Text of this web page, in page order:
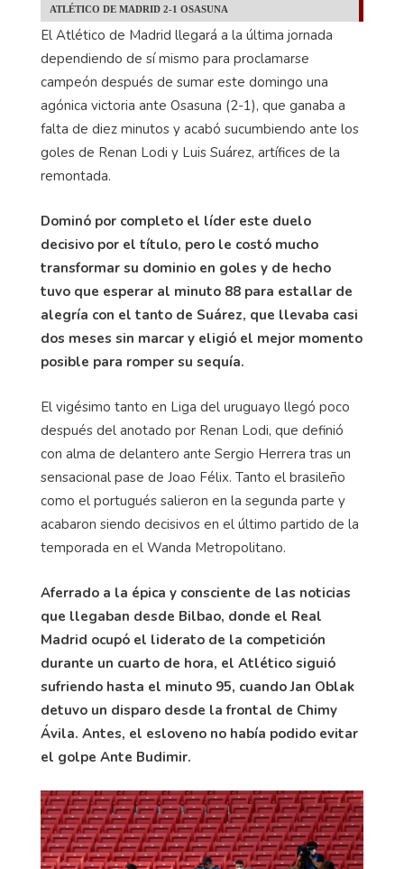
ATLÉTICO DE MADRID 2-1 OSASUNA
El Atlético de Madrid llegará a la última jornada
dependiendo de sí mismo para proclamarse
campeón después de sumar este domingo una
agónica victoria ante Osasuna (2-1), que ganaba a
falta de diez minutos y acabó sucumbiendo ante los
goles de Renan Lodi y Luis Suárez, artífices de la
remontada.
Dominó por completo el líder este duelo
decisivo por el título, pero le costó mucho
transformar su dominio en goles y de hecho
tuvo que esperar al minuto 88 para estallar de
alegría con el tanto de Suárez, que llevaba casi
dos meses sin marcar y eligió el mejor momento
posible para romper su sequía.
El vigésimo tanto en Liga del uruguayo llegó poco
después del anotado por Renan Lodi, que definió
con alma de delantero ante Sergio Herrera tras un
sensacional pase de Joao Félix. Tanto el brasileño
como el portugués salieron en la segunda parte y
acabaron siendo decisivos en el último partido de la
temporada en el Wanda Metropolitano.
Aferrado a la épica y consciente de las noticias
que llegaban desde Bilbao, donde el Real
Madrid ocupó el liderato de la competición
durante un cuarto de hora, el Atlético siguió
sufriendo hasta el minuto 95, cuando Jan Oblak
detuvo un disparo desde la frontal de Chimy
Ávila. Antes, el esloveno no había podido evitar
el golpe Ante Budimir.